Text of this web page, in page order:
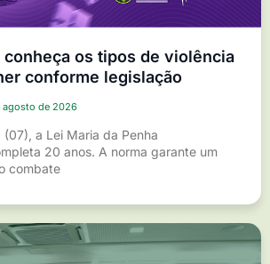
conheça os tipos de violência
conforme legislação
agosto de 2026
a Lei Maria da Penha
20 anos. A norma garante um
combate